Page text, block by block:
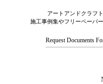
アートアンドクラフ
施工事例集やフリーペーパ
Request Documents